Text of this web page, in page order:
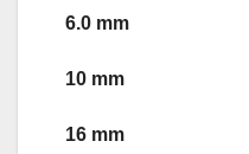
6.0 mm
10 mm
16 mm